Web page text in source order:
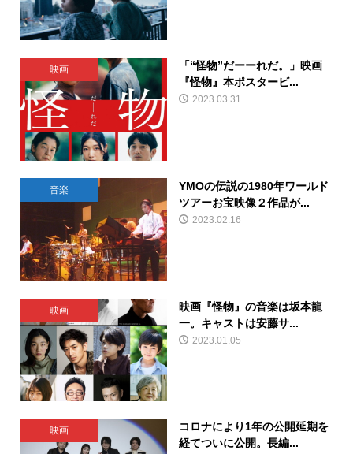
映画
「“怪物”だーーれだ。」映画
『怪物』本ポスタービ...
2023.03.31
音楽
YMOの伝説の1980年ワールド
ツアーお宝映像２作品が...
2023.02.16
映画
映画『怪物』の音楽は坂本龍
一。キャストは安藤サ...
2023.01.05
映画
コロナにより1年の公開延期を
経てついに公開。長編...